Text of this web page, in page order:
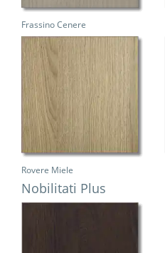
Frassino Cenere
Rovere Miele
Nobilitati Plus